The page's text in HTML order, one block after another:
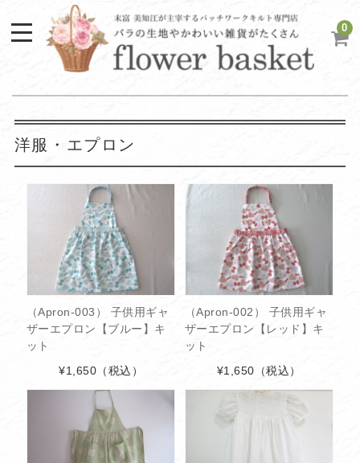
0
洋服・エプロン
（Apron-003） 子供用ギャ
ザーエプロン【ブルー】キ
ット
¥1,650 （税込）
（Apron-002） 子供用ギャ
ザーエプロン【レッド】キ
ット
¥1,650 （税込）